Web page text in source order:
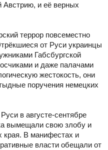
Австрию, и её верных
террор повсеместно
от Руси украинцы
Габсбургской
и даже палачами
жестокость, они
поручения немецких
в августе-сентябре
вымещали свою злобу и
края. В манифестах и
власти обещали от